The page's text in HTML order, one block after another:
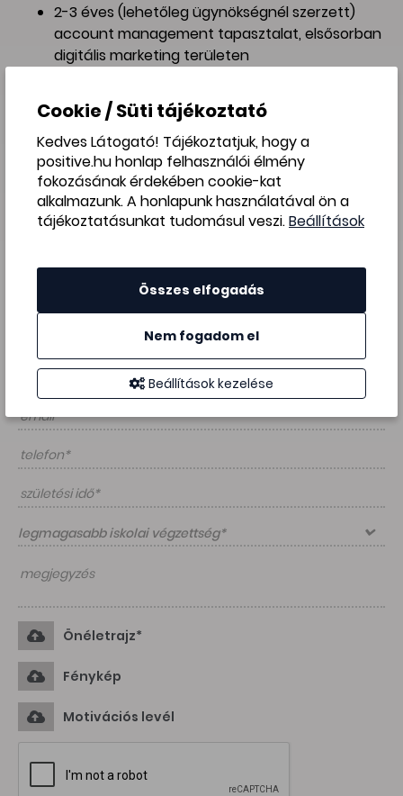
2-3 éves (lehetőleg ügynökségnél szerzett)
account management tapasztalat, elsősorban
digitális marketing területen
trendek naprakész ismerete
Proaktív, ügyfélközpontú hozzáállás
Önálló, felelősségteljes munkavégzés, egy kis
maximalizmussal fűszerezve
Business English knowledge is more than
preferred
a fizetési igényedet se tartsd magadban!
Jelentkezés
legmagasabb iskolai végzettség*
Önéletrajz*
Fénykép
Motivációs levél
Cookie / Süti tájékoztató
Kedves Látogató! Tájékoztatjuk, hogy a
positive.hu honlap felhasználói élmény
fokozásának érdekében cookie-kat
alkalmazunk. A honlapunk használatával ön a
tájékoztatásunkat tudomásul veszi.Beállítások
Összes elfogadás
Nem fogadom el
Beállítások kezelése